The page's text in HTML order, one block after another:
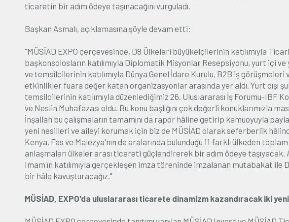
ticaretin bir adım ödeye taşınacağını vurguladı.
Başkan Asmalı, açıklamasına şöyle devam etti:
"MÜSİAD EXPO çerçevesinde, D8 Ülkeleri büyükelçilerinin katılımıyla
başkonsolosların katılımıyla Diplomatik Misyonlar Resepsiyonu, yurt içi ve
ve temsilcilerinin katılımıyla Dünya Genel İdare Kurulu, B2B iş
etkinlikler fuara değer katan organizasyonlar arasında yer aldı. Yurt dışı
temsilcilerinin katılımıyla düzenlediğimiz 26. Uluslararası İş Forumu-IBF
ve Neslin Muhafazası oldu. Bu konu başlığını çok değerli konuklarımızla
İnşallah bu çalışmaların tamamını da rapor hâline getirip kamuoyuyla
yeni nesilleri ve aileyi korumak için biz de MÜSİAD olarak seferberlik
Kenya, Fas ve Malezya'nın da aralarında bulunduğu 11 farklı ülkeden
anlaşmaları ülkeler arası ticareti güçlendirerek bir adım ödeye
Imam'ın katılımıyla gerçekleşen imza töreninde imzalanan mutabakat ile
bir hâle kavuşturacağız."
MÜSİAD, EXPO'da uluslararası ticarete dinamizm kazandıracak iki